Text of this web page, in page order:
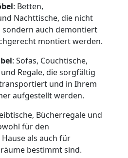
: Betten,
Nachttische, die nicht
auch demontiert
montiert werden.
: Sofas, Couchtische,
Regale, die sorgfältig
und in Ihrem
aufgestellt werden.
Bücherregale und
für den
als auch für
bestimmt sind.